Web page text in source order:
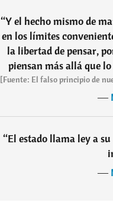
“Y el hecho mismo de
en los límites
la libertad de pensar,
piensan más allá que
[Fuente: El falso principio de
―
“El estado llama ley a
―